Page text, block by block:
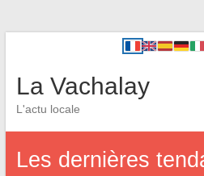
La Vachalay
L'actu locale
Les dernières